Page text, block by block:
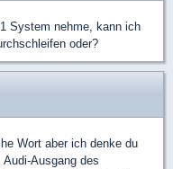
System nehme, kann ich
oder?
Wort aber ich denke du
Ausgang des